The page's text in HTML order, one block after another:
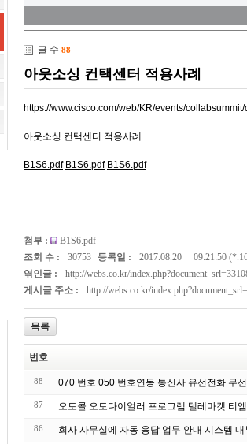
글 수 88
아웃소싱 컨택센터 적용사례
https://www.cisco.com/web/KR/events/
아웃소싱 컨택센터 적용사례
B1S6.pdf B1S6.pdf B1S6.pdf
첨부 :
B1S6.pdf
조회 수 :
30753 등록일 : 2017.08.20
09:21:50
엮인글 :
http://webs.co.kr/
게시글 주소 :
http://webs.co.kr/
목록
번호
88 070 번호 050 번호연동 통신사 유선전화 무
87 오토콜 오토다이얼러 프로그램 텔레마켓 티
86 회사 사무실에 자동 응답 업무 안내